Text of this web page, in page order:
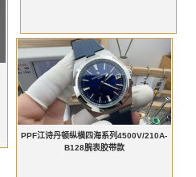
PPF江诗丹顿纵横四海系列4500V/210A-
B128腕表胶带款